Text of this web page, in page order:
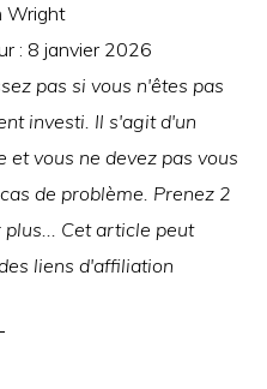
Wright
: 8 janvier 2026
pas si vous n'êtes pas
investi. Il s'agit d'un
et vous ne devez pas vous
de problème. Prenez 2
Cet article peut
liens d'affiliation